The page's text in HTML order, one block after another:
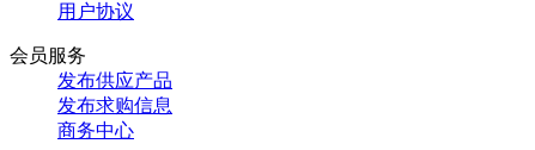
用户协议
会员服务
发布供应产品
发布求购信息
商务中心